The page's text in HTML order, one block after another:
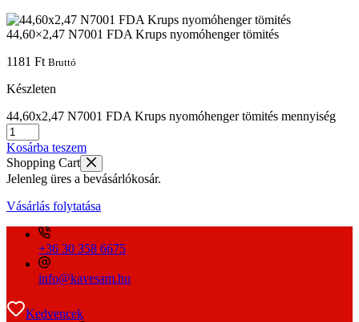
44,60×2,47 N7001 FDA Krups nyomóhenger tömités
1181 Ft Bruttó
Készleten
44,60x2,47 N7001 FDA Krups nyomóhenger tömités mennyiség
Kosárba teszem
Shopping Cart
Jelenleg üres a bevásárlókosár.
Vásárlás folytatása
+36 30 358 6675
info@kavesam.hu
Kedvencek